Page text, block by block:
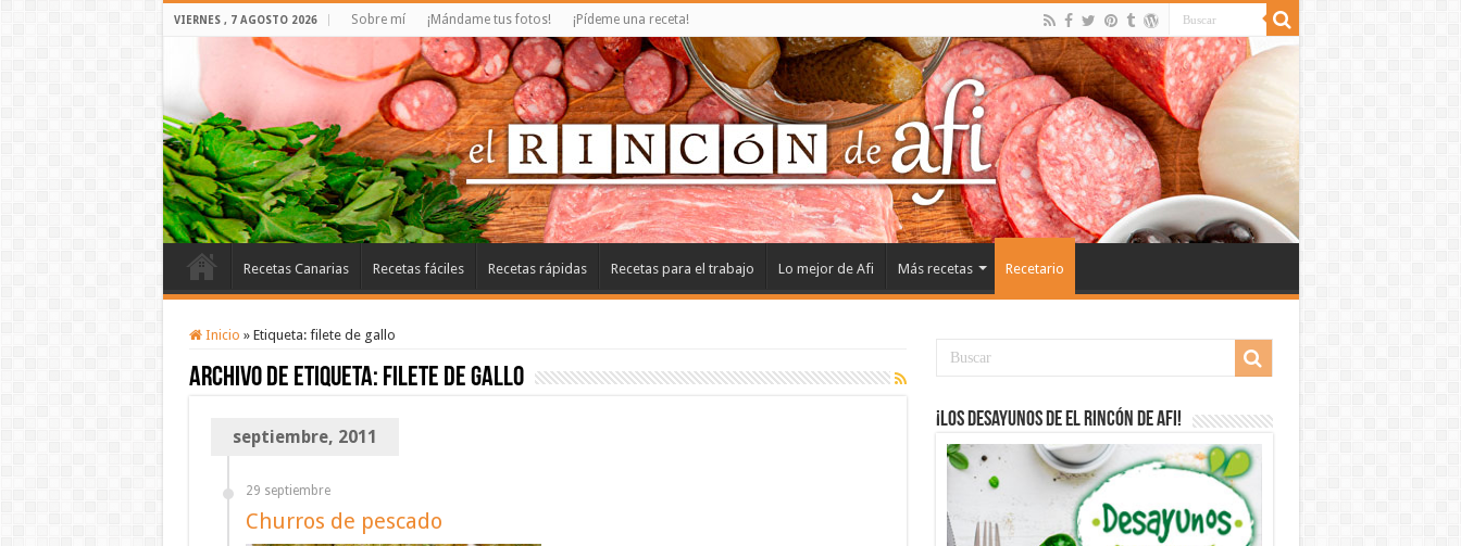
VIERNES , 7 AGOSTO 2026 Sobre mí ¡Mándame tus fotos! ¡Pídeme una receta!
Recetas Canarias Recetas fáciles Recetas rápidas Recetas para el trabajo Lo mejor de Afi Más recetas Recetario
Inicio » Etiqueta: filete de gallo
Archivo de etiqueta: filete de gallo
septiembre, 2011
29 septiembre
Churros de pescado
¡Los desayunos de El Rincón de Afi!